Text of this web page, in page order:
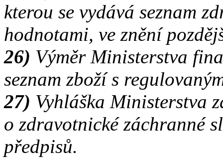
kterou se vydává seznam
hodnotami, ve znění
26) Výměr Ministerstva
seznam zboží s
27) Vyhláška Ministerstva
o zdravotnické záchranné
předpisů.